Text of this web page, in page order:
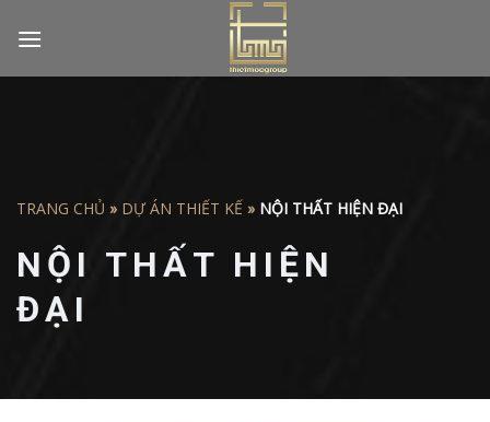
TRANG CHỦ » DỰ ÁN THIẾT KẾ » NỘI THẤT HIỆN ĐẠI
NỘI THẤT HIỆN
ĐẠI